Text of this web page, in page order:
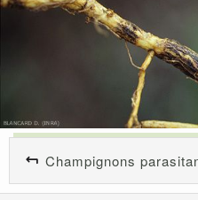
Champignons